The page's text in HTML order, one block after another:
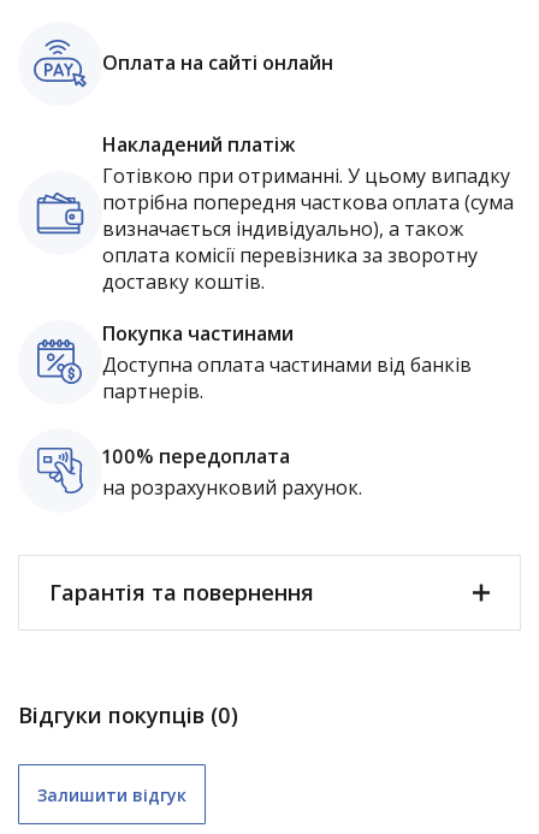
Оплата на сайті онлайн
Накладений платіж
Готівкою при отриманні. У цьому випадку
потрібна попередня часткова оплата (сума
визначається індивідуально), а також
оплата комісії перевізника за зворотну
доставку коштів.
Покупка частинами
Доступна оплата частинами від банків
партнерів.
100% передоплата
на розрахунковий рахунок.
Гарантія та повернення
Відгуки покупців (0)
Залишити відгук